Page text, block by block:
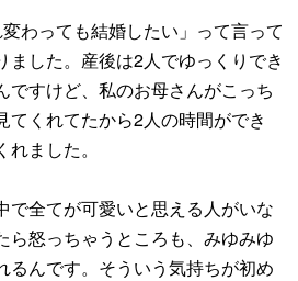
わっても結婚したい」って言って
ました。産後は2人でゆっくりでき
ですけど、私のお母さんがこっち
てくれてたから2人の時間ができ
ました。
で全てが可愛いと思える人がいな
ら怒っちゃうところも、みゆみゆ
るんです。そういう気持ちが初め